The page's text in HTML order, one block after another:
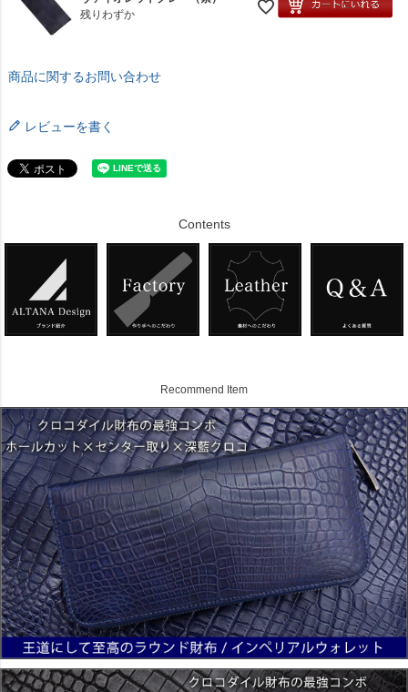
残りわずか
商品に関するお問い合わせ
レビューを書く
Contents
Recommend Item